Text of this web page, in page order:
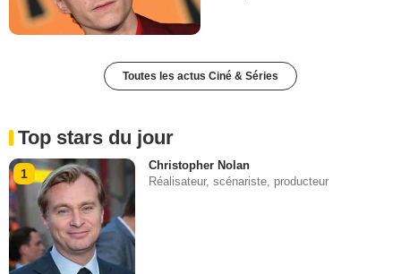
Toutes les actus Ciné & Séries
Top stars du jour
1
Christopher Nolan
Réalisateur, scénariste, producteur